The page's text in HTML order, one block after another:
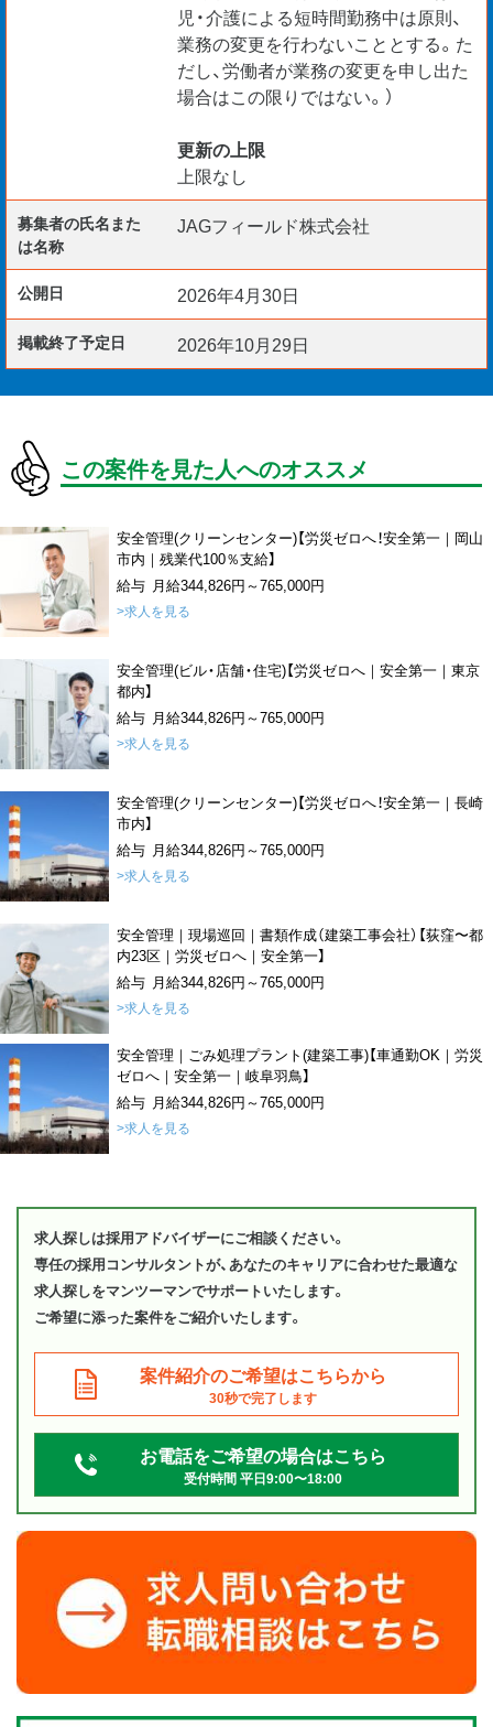
児・介護による短時間勤務中は原則、
業務の変更を行わないこととする。た
だし、労働者が業務の変更を申し出た
場合はこの限りではない。）
更新の上限
上限なし
募集者の氏名また
は名称
JAGフィールド株式会社
公開日 2026年4月30日
掲載終了予定日 2026年10月29日
この案件を見た人へのオススメ
安全管理(クリーンセンター)【労災ゼロへ！安全第一｜岡山
市内｜残業代100％支給】
給与 月給344,826円～765,000円
>求人を見る
安全管理(ビル・店舗・住宅)【労災ゼロへ｜安全第一｜東京
都内】
給与 月給344,826円～765,000円
>求人を見る
安全管理(クリーンセンター)【労災ゼロへ！安全第一｜長崎
市内】
給与 月給344,826円～765,000円
>求人を見る
安全管理｜現場巡回｜書類作成（建築工事会社）【荻窪〜都
内23区｜労災ゼロへ｜安全第一】
給与 月給344,826円～765,000円
>求人を見る
安全管理｜ごみ処理プラント(建築工事)【車通勤OK｜労災
ゼロへ｜安全第一｜岐阜羽鳥】
給与 月給344,826円～765,000円
>求人を見る
求人探しは採用アドバイザーにご相談ください。
専任の採用コンサルタントが、あなたのキャリアに合わせた最適な
求人探しをマンツーマンでサポートいたします。
ご希望に添った案件をご紹介いたします。
案件紹介のご希望はこちらから
30秒で完了します
お電話をご希望の場合はこちら
受付時間 平日9:00〜18:00